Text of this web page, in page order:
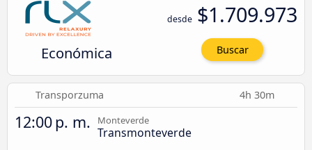
Económica
desde $1.709.973
Buscar
Transporzuma 4h 30m
12:00 p. m. Monteverde
Transmonteverde